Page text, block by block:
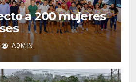
a 200 mujeres
ADMIN